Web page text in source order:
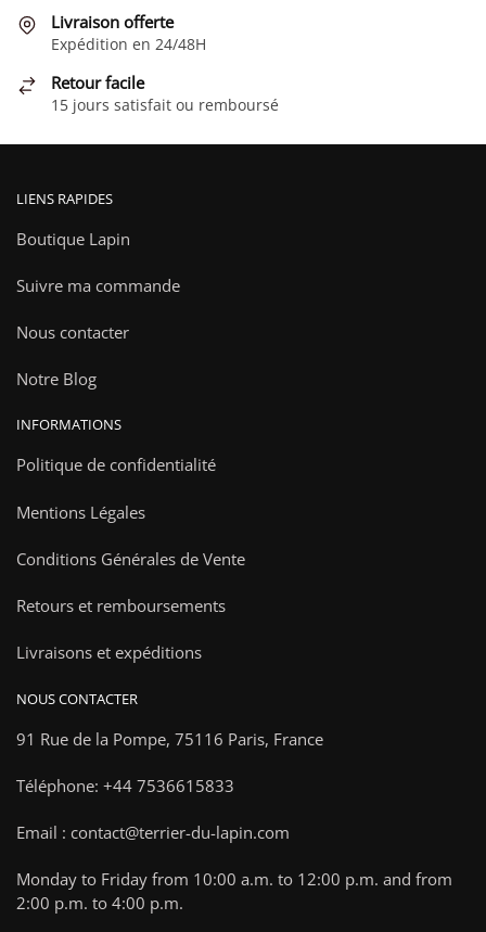
la
du
produit
Livraison offerte
Expédition en 24/48H
Retour facile
15 jours satisfait ou remboursé
LIENS RAPIDES
Boutique Lapin
Suivre ma commande
Nous contacter
Notre Blog
INFORMATIONS
Politique de confidentialité
Mentions Légales
Conditions Générales de Vente
Retours et remboursements
Livraisons et expéditions
NOUS CONTACTER
91 Rue de la Pompe, 75116 Paris, France
Téléphone: +44 7536615833
Email : contact@terrier-du-lapin.com
Monday to Friday from 10:00 a.m. to 12:00 p.m. and from
2:00 p.m. to 4:00 p.m.